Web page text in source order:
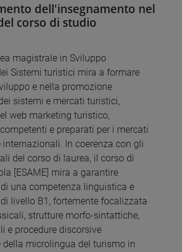
dell'insegnamento nel
corso di studio
magistrale in Sviluppo
Sistemi turistici mira a formare
e nella promozione
sistemi e mercati turistici,
web marketing turistico,
e preparati per i mercati
In coerenza con gli
del corso di laurea, il corso di
[ESAME] mira a garantire
di una competenza linguistica e
livello B1, fortemente focalizzata
strutture morfo-sintattiche,
e procedure discorsive
della microlingua del turismo in